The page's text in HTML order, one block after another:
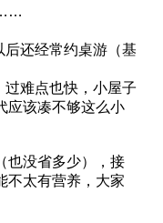
还经常约桌游（基
难点也快，小屋子
应该凑不够这么小
也没省多少），接
不太有营养，大家